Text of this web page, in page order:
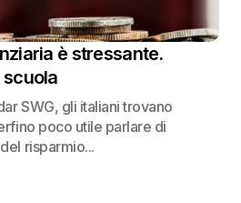
è stressante.
scuola
SWG, gli italiani trovano
poco utile parlare di
risparmio...